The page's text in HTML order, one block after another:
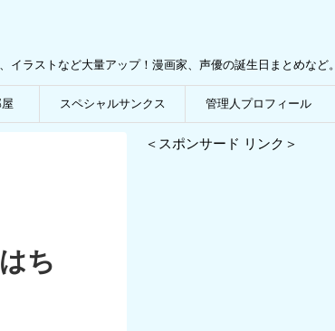
ラストなど大量アップ！漫画家、声優の誕生日まとめなど。
スペシャルサンクス 管理人プロフィール
ち
＜スポンサード リンク＞